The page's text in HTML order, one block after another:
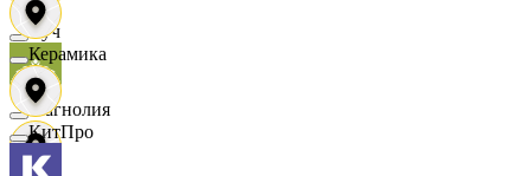
Луч
Магнолия
Керамика
КитПро